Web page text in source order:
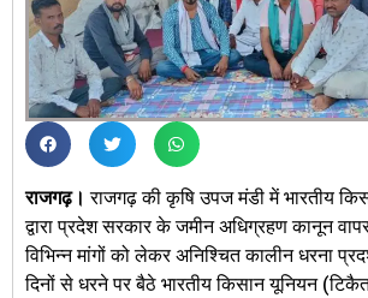
राजगढ़।राजगढ़ की कृषि उपज मंडी में भारतीय
द्वारा प्रदेश सरकार के जमीन अधिग्रहण कानून
विभिन्न मांगों को लेकर अनिश्चित कालीन धरना
दिनों से धरने पर बैठे भारतीय किसान यूनियन